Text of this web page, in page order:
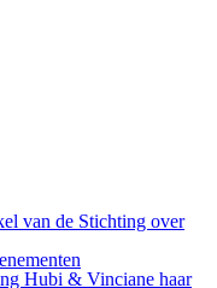
van de Stichting over
Hubi & Vinciane haar